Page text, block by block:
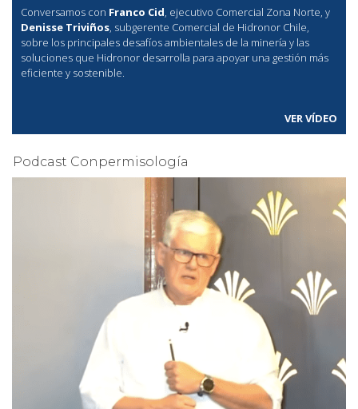
Conversamos con Franco Cid, ejecutivo Comercial Zona Norte, y
Denisse Triviños, subgerente Comercial de Hidronor Chile,
sobre los principales desafíos ambientales de la minería y las
soluciones que Hidronor desarrolla para apoyar una gestión más
eficiente y sostenible.
VER VÍDEO
Podcast Conpermisología